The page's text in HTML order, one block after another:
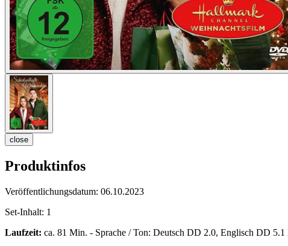
close
Produktinfos
Veröffentlichungsdatum: 06.10.2023
Set-Inhalt: 1
Laufzeit: ca. 81 Min. - Sprache / Ton: Deutsch DD 2.0, Englisch DD